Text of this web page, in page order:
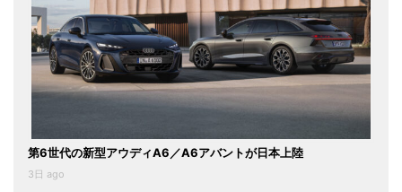
第6世代の新型アウディA6／A6アバントが日本上陸
3日 ago